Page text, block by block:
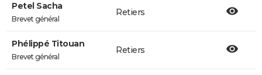
Petel Sacha
Brevet général
Retiers
Phélippé Titouan
Brevet général
Retiers